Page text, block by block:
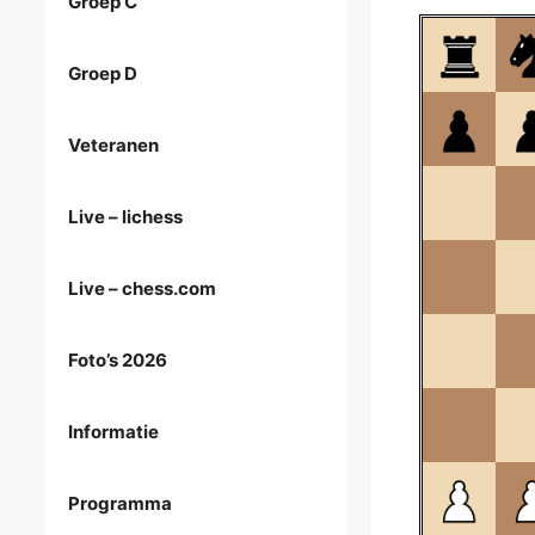
Groep D
Veteranen
Live – lichess
Live – chess.com
Foto’s 2026
Informatie
Programma